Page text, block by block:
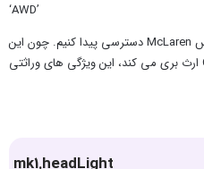
‘AWD’
توانستیم به ویژگی هایی خاص شی کلاس McLaren دسترسی پیدا کنیم. چون این
کلاس از کلاس والد خود یعنی کلاس Car ارث بری می کند، این ویژگی های وراثتی
mk1.headLight